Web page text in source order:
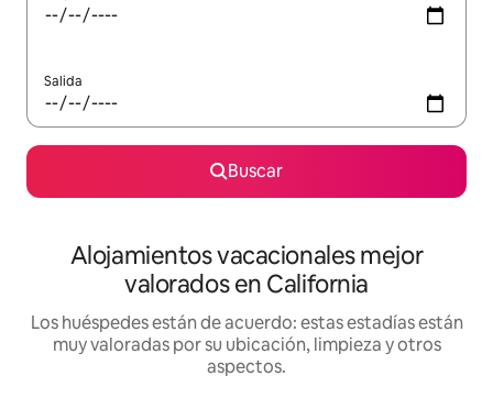
Salida
Buscar
Alojamientos vacacionales mejor
valorados en California
Los huéspedes están de acuerdo: estas estadías están
muy valoradas por su ubicación, limpieza y otros
aspectos.